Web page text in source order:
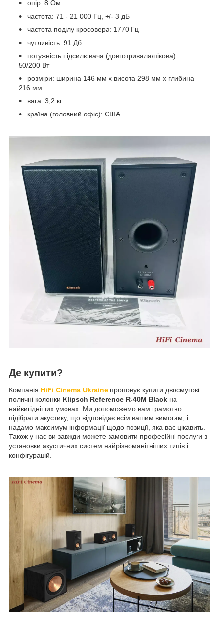
опір: 8 Ом
частота: 71 - 21 000 Гц, +/- 3 дБ
частота поділу кросовера: 1770 Гц
чутливість: 91 Дб
потужність підсилювача (довготривала/пікова):
50/200 Вт
розміри: ширина 146 мм х висота 298 мм х глибина
216 мм
вага: 3,2 кг
країна (головний офіс): США
Де купити?
Компанія HiFi Cinema Ukraine пропонує купити двосмугові
поличні колонки Klipsch Reference R-40M Black на
найвигідніших умовах. Ми допоможемо вам грамотно
підібрати акустику, що відповідає всім вашим вимогам, і
надамо максимум інформації щодо позиції, яка вас цікавить.
Також у нас ви завжди можете замовити професійні послуги з
установки акустичних систем найрізноманітніших типів і
конфігурацій.